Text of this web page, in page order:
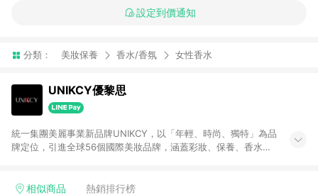
設定到價通知
分類： 美妝保養 香水/香氛 女性香水
UNIKCY優黎思
統一集團美麗事業新品牌UNIKCY，以「年輕、時尚、獨特」為品
牌定位，引進全球56個國際美妝品牌，涵蓋彩妝、保養、香水、
App下單，不符合LINE購物贈點資格。
相似商品 熱銷排行榜